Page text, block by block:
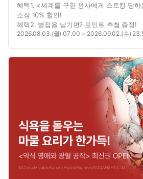
혜택1. <세계를 구한 용사에게 스토킹 당
소장 10% 할인!
혜택2. 별점을 남기면? 포인트 추첨 증정!
2026.08.03.(월) 07:00 ~ 2026.09.02.(수)